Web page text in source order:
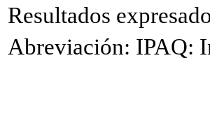
Resultados
Abreviación: IPAQ: